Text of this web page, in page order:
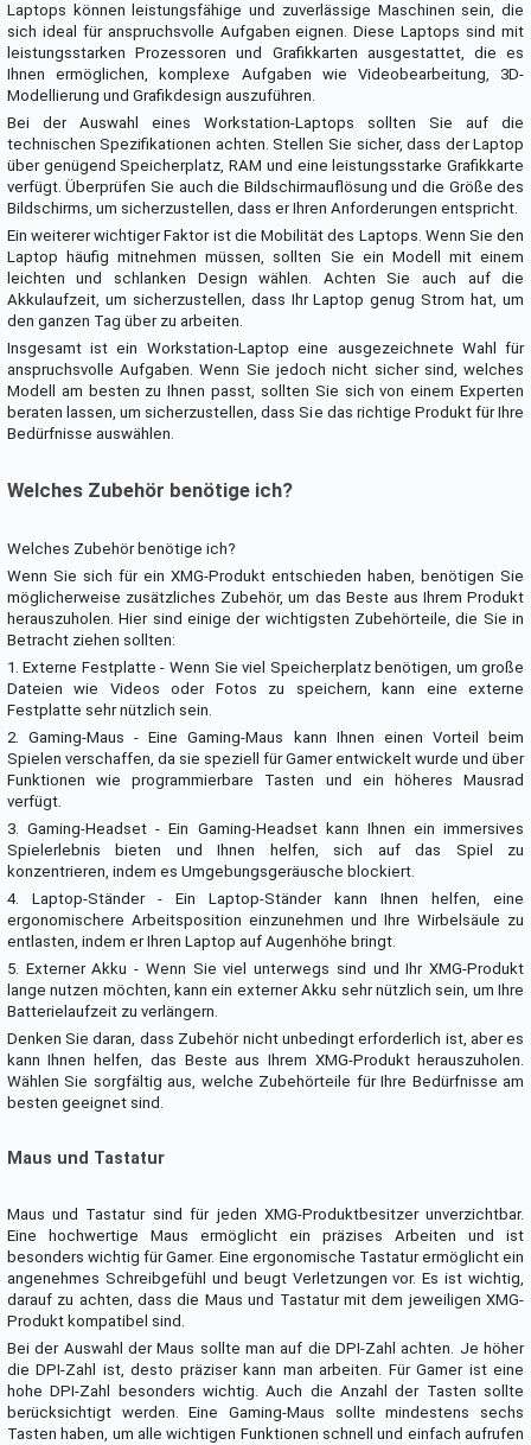
Laptops können leistungsfähige und zuverlässige Maschinen sein, die
sich ideal für anspruchsvolle Aufgaben eignen. Diese Laptops sind mit
leistungsstarken Prozessoren und Grafikkarten ausgestattet, die es
Ihnen ermöglichen, komplexe Aufgaben wie Videobearbeitung, 3D-
Modellierung und Grafikdesign auszuführen.
Bei der Auswahl eines Workstation-Laptops sollten Sie auf die
technischen Spezifikationen achten. Stellen Sie sicher, dass der Laptop
über genügend Speicherplatz, RAM und eine leistungsstarke Grafikkarte
verfügt. Überprüfen Sie auch die Bildschirmauflösung und die Größe des
Bildschirms, um sicherzustellen, dass er Ihren Anforderungen entspricht.
Ein weiterer wichtiger Faktor ist die Mobilität des Laptops. Wenn Sie den
Laptop häufig mitnehmen müssen, sollten Sie ein Modell mit einem
leichten und schlanken Design wählen. Achten Sie auch auf die
Akkulaufzeit, um sicherzustellen, dass Ihr Laptop genug Strom hat, um
den ganzen Tag über zu arbeiten.
Insgesamt ist ein Workstation-Laptop eine ausgezeichnete Wahl für
anspruchsvolle Aufgaben. Wenn Sie jedoch nicht sicher sind, welches
Modell am besten zu Ihnen passt, sollten Sie sich von einem Experten
beraten lassen, um sicherzustellen, dass Sie das richtige Produkt für Ihre
Bedürfnisse auswählen.
Welches Zubehör benötige ich?
Welches Zubehör benötige ich?
Wenn Sie sich für ein XMG-Produkt entschieden haben, benötigen Sie
möglicherweise zusätzliches Zubehör, um das Beste aus Ihrem Produkt
herauszuholen. Hier sind einige der wichtigsten Zubehörteile, die Sie in
Betracht ziehen sollten:
1. Externe Festplatte - Wenn Sie viel Speicherplatz benötigen, um große
Dateien wie Videos oder Fotos zu speichern, kann eine externe
Festplatte sehr nützlich sein.
2. Gaming-Maus - Eine Gaming-Maus kann Ihnen einen Vorteil beim
Spielen verschaffen, da sie speziell für Gamer entwickelt wurde und über
Funktionen wie programmierbare Tasten und ein höheres Mausrad
verfügt.
3. Gaming-Headset - Ein Gaming-Headset kann Ihnen ein immersives
Spielerlebnis bieten und Ihnen helfen, sich auf das Spiel zu
konzentrieren, indem es Umgebungsgeräusche blockiert.
4. Laptop-Ständer - Ein Laptop-Ständer kann Ihnen helfen, eine
ergonomischere Arbeitsposition einzunehmen und Ihre Wirbelsäule zu
entlasten, indem er Ihren Laptop auf Augenhöhe bringt.
5. Externer Akku - Wenn Sie viel unterwegs sind und Ihr XMG-Produkt
lange nutzen möchten, kann ein externer Akku sehr nützlich sein, um Ihre
Batterielaufzeit zu verlängern.
Denken Sie daran, dass Zubehör nicht unbedingt erforderlich ist, aber es
kann Ihnen helfen, das Beste aus Ihrem XMG-Produkt herauszuholen.
Wählen Sie sorgfältig aus, welche Zubehörteile für Ihre Bedürfnisse am
besten geeignet sind.
Maus und Tastatur
Maus und Tastatur sind für jeden XMG-Produktbesitzer unverzichtbar.
Eine hochwertige Maus ermöglicht ein präzises Arbeiten und ist
besonders wichtig für Gamer. Eine ergonomische Tastatur ermöglicht ein
angenehmes Schreibgefühl und beugt Verletzungen vor. Es ist wichtig,
darauf zu achten, dass die Maus und Tastatur mit dem jeweiligen XMG-
Produkt kompatibel sind.
Bei der Auswahl der Maus sollte man auf die DPI-Zahl achten. Je höher
die DPI-Zahl ist, desto präziser kann man arbeiten. Für Gamer ist eine
hohe DPI-Zahl besonders wichtig. Auch die Anzahl der Tasten sollte
berücksichtigt werden. Eine Gaming-Maus sollte mindestens sechs
Tasten haben, um alle wichtigen Funktionen schnell und einfach aufrufen